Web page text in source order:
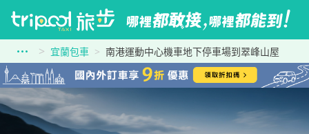
宜蘭包車 南港運動中心機車地下停車場到翠峰山屋